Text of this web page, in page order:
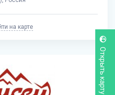
на карте
Открыть карту